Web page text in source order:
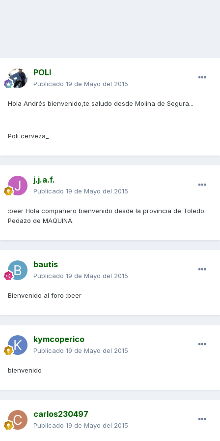
POLI
Publicado 19 de Mayo del 2015
Hola Andrés bienvenido,te saludo desde Molina de Segura...
Poli cerveza_
j.j.a.f.
Publicado 19 de Mayo del 2015
:beer Hola compañero bienvenido desde la provincia de Toledo.
Pedazo de MAQUINA.
bautis
Publicado 19 de Mayo del 2015
Bienvenido al foro :beer
kymcoperico
Publicado 19 de Mayo del 2015
bienvenido
carlos230497
Publicado 19 de Mayo del 2015